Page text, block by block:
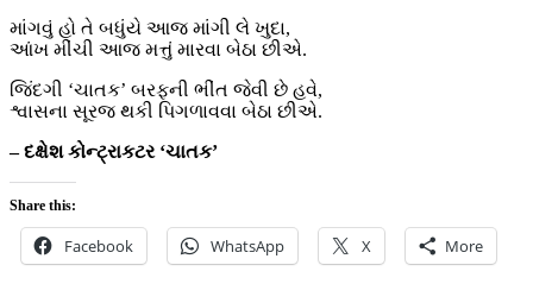
માંગવું હો તે બધુંયે આજ માંગી લે ખુદા,
આંખ મીંચી આજ મત્તું મારવા બેઠા છીએ.
જિંદગી ‘ચાતક’ બરફની ભીંત જેવી છે હવે,
શ્વાસના સૂરજ થકી પિગળાવવા બેઠા છીએ.
– દક્ષેશ કોન્ટ્રાકટર ‘ચાતક’
Share this:
Facebook WhatsApp X More